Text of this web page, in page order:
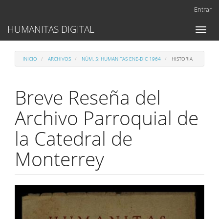
Contenido
principal
lateral
Entrar
Toggle
HUMANITAS DIGITAL
INICIO ARCHIVOS NÚM. 5: HUMANITAS ENE-DIC 1964 HISTORIA
Breve Reseña del
Archivo Parroquial de
la Catedral de
Monterrey
Barra
lateral